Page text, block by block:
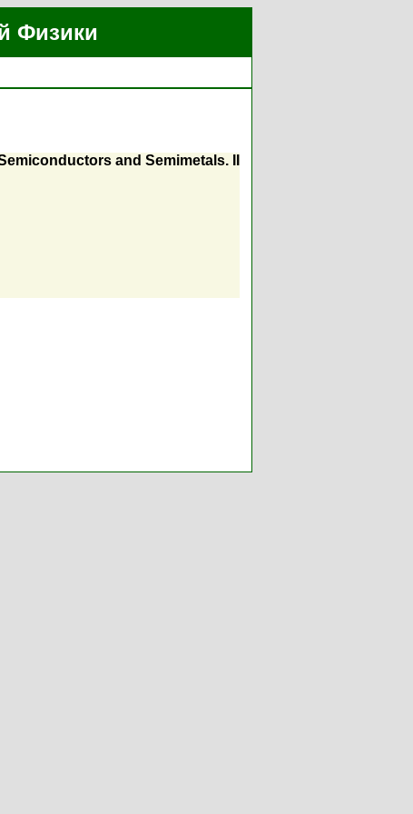
Физики
and Semimetals. II